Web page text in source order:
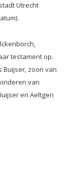
Utrecht
testament op.
Buijser, zoon van
van
en Aeltgen